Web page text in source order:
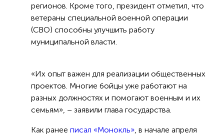
регионов. Кроме того, президент отметил, что
ветераны специальной военной операции
(СВО) способны улучшить работу
муниципальной власти.
«Их опыт важен для реализации общественных
проектов. Многие бойцы уже работают на
разных должностях и помогают военным и их
семьям», – заявили глава государства.
Как ранее писал «Монокль» , в начале апреля